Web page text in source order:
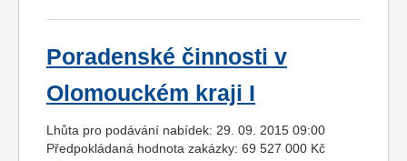
Poradenské činnosti v
Olomouckém kraji I
Lhůta pro podávání nabídek: 29. 09. 2015 09:00
Předpokládaná hodnota zakázky: 69 527 000 Kč